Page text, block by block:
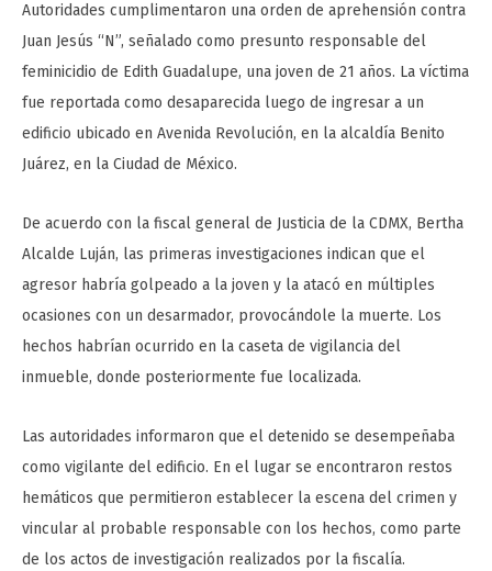
Autoridades cumplimentaron una orden de aprehensión contra
Juan Jesús “N”, señalado como presunto responsable del
feminicidio de Edith Guadalupe, una joven de 21 años. La víctima
fue reportada como desaparecida luego de ingresar a un
edificio ubicado en Avenida Revolución, en la alcaldía Benito
Juárez, en la Ciudad de México.
De acuerdo con la fiscal general de Justicia de la CDMX, Bertha
Alcalde Luján, las primeras investigaciones indican que el
agresor habría golpeado a la joven y la atacó en múltiples
ocasiones con un desarmador, provocándole la muerte. Los
hechos habrían ocurrido en la caseta de vigilancia del
inmueble, donde posteriormente fue localizada.
Las autoridades informaron que el detenido se desempeñaba
como vigilante del edificio. En el lugar se encontraron restos
hemáticos que permitieron establecer la escena del crimen y
vincular al probable responsable con los hechos, como parte
de los actos de investigación realizados por la fiscalía.